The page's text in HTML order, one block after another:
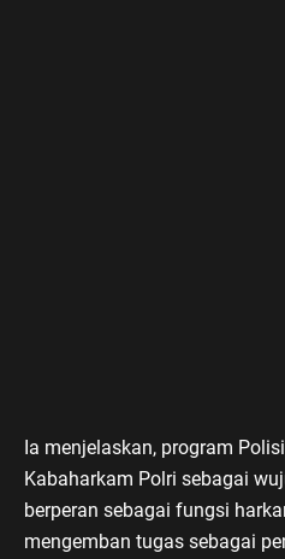
Ia menjelaskan, program
Kabaharkam Polri sebagai
berperan sebagai fungsi
mengemban tugas sebagai